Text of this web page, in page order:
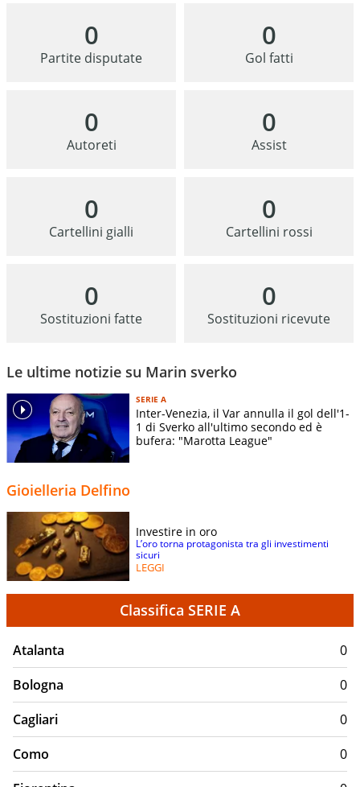
0
Partite disputate
0
Gol fatti
0
Autoreti
0
Assist
0
Cartellini gialli
0
Cartellini rossi
0
Sostituzioni fatte
0
Sostituzioni ricevute
Le ultime notizie su Marin sverko
SERIE A
Inter-Venezia, il Var annulla il gol dell'1-
1 di Sverko all'ultimo secondo ed è
bufera: "Marotta League"
Gioielleria Delfino
Investire in oro
L’oro torna protagonista tra gli investimenti
sicuri
LEGGI
Classifica SERIE A
Atalanta
0
Bologna
0
Cagliari
0
Como
0